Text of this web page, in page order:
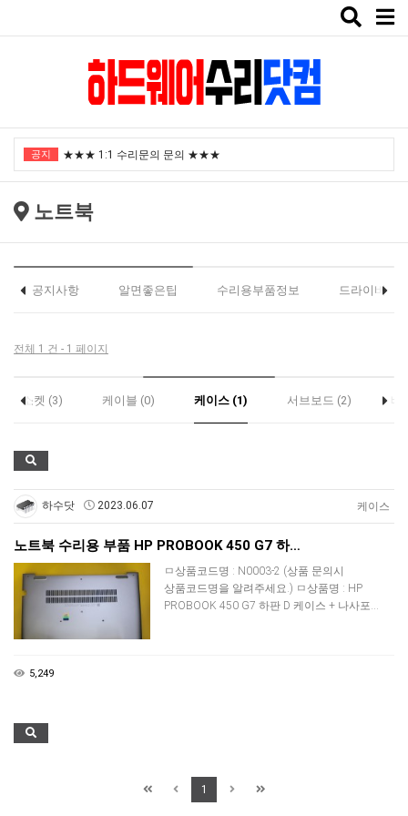
Toggle
공지 ★★★ 1:1 수리문의 문의 ★★★
2024년 한가위 휴일 안내
"노트북부서" 1월 임시휴가 안내
2025년 8월 휴가안내입니다.
2024년 한가위 휴일 안내
택배비인상안내
노트북
공지사항 알면좋은팁 수리용부품정보 드라이버
전체 1 건 - 1 페이지
소켓 (3) 케이블 (0) 케이스 (1) 서브보드 (2) 베
하수닷 2023.06.07 케이스
노트북 수리용 부품 HP PROBOOK 450 G7 하…
ㅁ상품코드명 : N0003-2 (상품 문의시
상품코드명을 알려주세요.) ㅁ상품명 : HP
PROBOOK 450 G7 하판 D 케이스 + 나사포…
5,249
1